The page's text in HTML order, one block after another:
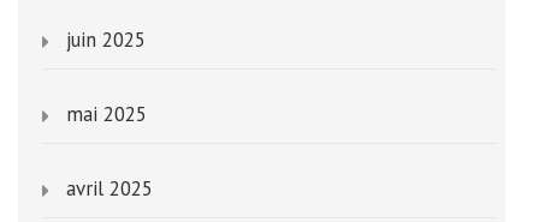
juin 2025
mai 2025
avril 2025